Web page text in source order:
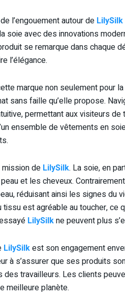
l’engouement autour de LilySilk
soie avec des innovations
se remarque dans chaque
l’élégance.
marque non seulement pour
sans faille qu’elle propose.
permettant aux visiteurs
ensemble de vêtements en
de LilySilk. La soie, en
et les cheveux.
réduisant ainsi les signes
est agréable au toucher, ce
LilySilkne peuvent plus
LilySilkest son engagement
à s’assurer que ses produits
des travailleurs. Les clients
meilleure planète.